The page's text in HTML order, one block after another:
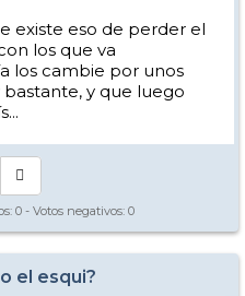
existe eso de perder el
los que va
los cambie por unos
y que luego
0 - Votos negativos: 0
el esqui?